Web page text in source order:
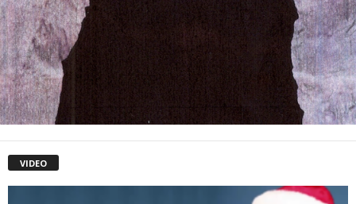
VIDEO